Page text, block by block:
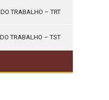
TRABALHO – TRT
TRABALHO – TST